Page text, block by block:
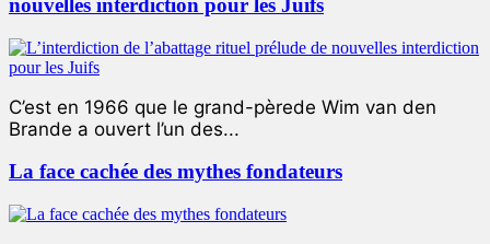
nouvelles interdiction pour les Juifs
C’est en 1966 que le grand-pèrede Wim van den
Brande a ouvert l’un des...
La face cachée des mythes fondateurs